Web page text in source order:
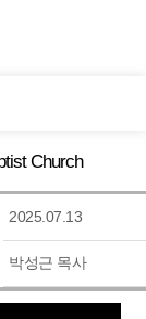
Church
2025.07.13
박성근 목사